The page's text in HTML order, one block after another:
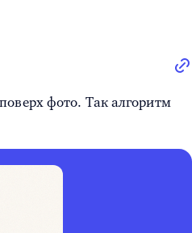
фото. Так алгоритм